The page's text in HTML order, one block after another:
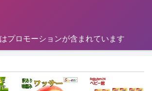
プロモーションが含まれています